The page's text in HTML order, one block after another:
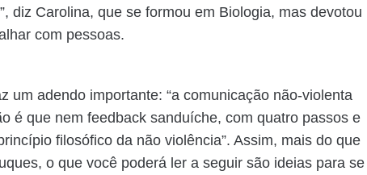
diz Carolina, que se formou em Biologia, mas devotou
com pessoas.
um adendo importante: “a comunicação não-violenta
é que nem feedback sanduíche, com quatro passos e
filosófico da não violência”. Assim, mais do que
o que você poderá ler a seguir são ideias para se